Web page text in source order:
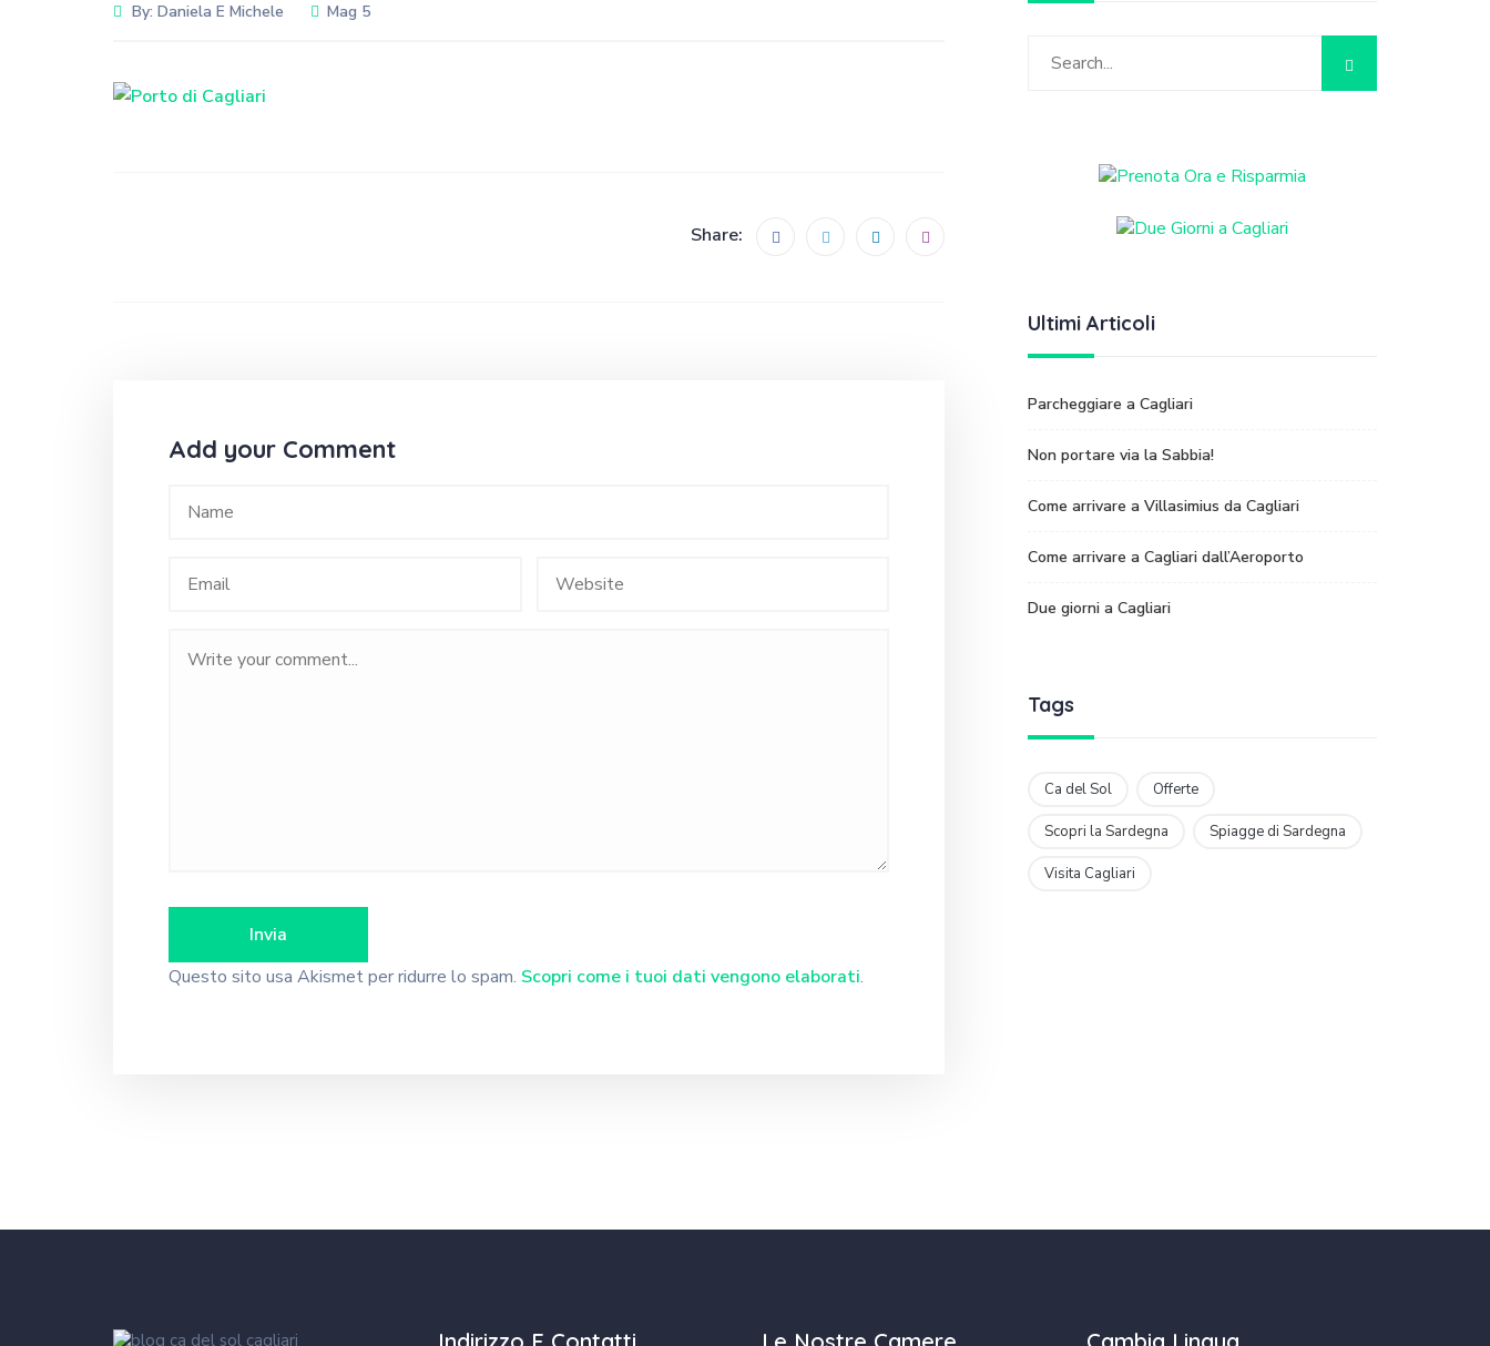
By: Daniela E Michele Mag 5
Share:
Add your Comment
Questo sito usa Akismet per ridurre lo spam. Scopri come i tuoi dati vengono elaborati.
Ultimi Articoli
Parcheggiare a Cagliari
Non portare via la Sabbia!
Come arrivare a Villasimius da Cagliari
Come arrivare a Cagliari dall’Aeroporto
Due giorni a Cagliari
Tags
Ca del Sol Offerte
Scopri la Sardegna Spiagge di Sardegna
Visita Cagliari